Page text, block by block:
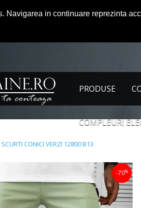
Navigarea in continuare reprezinta
PRODUSE
COMPLEURI
CONICI VERZI 12800 B13
-70%